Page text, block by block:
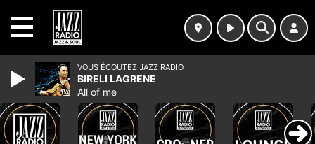
VOUS ÉCOUTEZ JAZZ RADIO
BIRELI LAGRENE
All of me